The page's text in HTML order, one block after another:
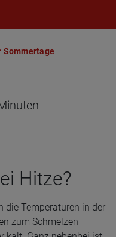
Som­mer­ta­ge
Hitze?
die Temperaturen in der
zum Schmelzen